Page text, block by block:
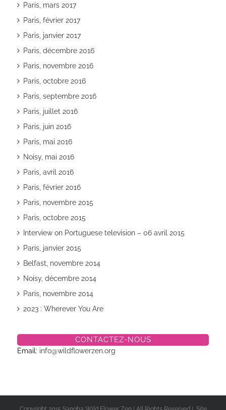
Paris, mars 2017
Paris, février 2017
Paris, janvier 2017
Paris, décembre 2016
Paris, novembre 2016
Paris, octobre 2016
Paris, septembre 2016
Paris, juillet 2016
Paris, juin 2016
Paris, mai 2016
Noisy, mai 2016
Paris, avril 2016
Paris, février 2016
Paris, novembre 2015
Paris, octobre 2015
Interview on Portuguese television – 06 avril 2015
Paris, janvier 2015
Belfast, novembre 2014
Noisy, décembre 2014
Paris, novembre 2014
2023 : Wherever You Are
CONTACTEZ-NOUS
Email: info@wildflowerzen.org